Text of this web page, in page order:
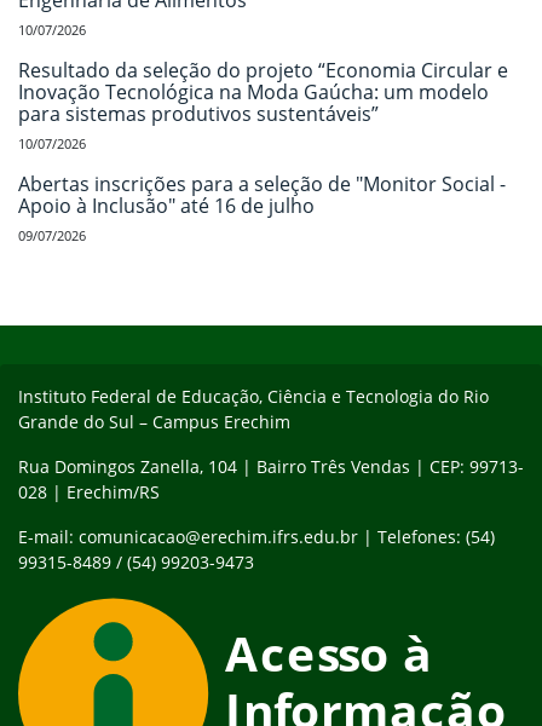
10/07/2026
Resultado da seleção do projeto “Economia Circular e
Inovação Tecnológica na Moda Gaúcha: um modelo
para sistemas produtivos sustentáveis”
10/07/2026
Abertas inscrições para a seleção de "Monitor Social -
Apoio à Inclusão" até 16 de julho
09/07/2026
Instituto Federal de Educação, Ciência e Tecnologia do Rio
Grande do Sul – Campus Erechim
Rua Domingos Zanella, 104 | Bairro Três Vendas | CEP: 99713-
028 | Erechim/RS
E-mail: comunicacao@erechim.ifrs.edu.br | Telefones: (54)
99315-8489 / (54) 99203-9473